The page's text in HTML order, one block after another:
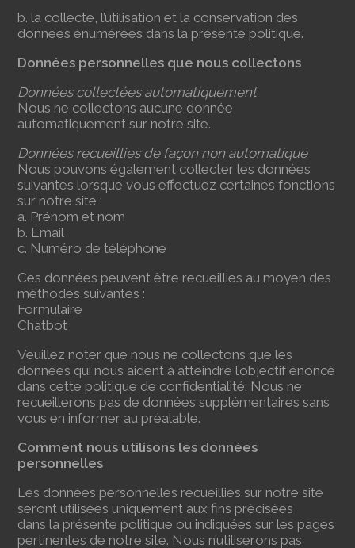
b. la collecte, l’utilisation et la conservation des
données énumérées dans la présente politique.
Données personnelles que nous collectons
Données collectées automatiquement
Nous ne collectons aucune donnée
automatiquement sur notre site.
Données recueillies de façon non automatique
Nous pouvons également collecter les données
suivantes lorsque vous effectuez certaines fonctions
sur notre site :
a. Prénom et nom
b. Email
c. Numéro de téléphone
Ces données peuvent être recueillies au moyen des
méthodes suivantes :
Formulaire
Chatbot
Veuillez noter que nous ne collectons que les
données qui nous aident à atteindre l’objectif énoncé
dans cette politique de confidentialité. Nous ne
recueillerons pas de données supplémentaires sans
vous en informer au préalable.
Comment nous utilisons les données
personnelles
Les données personnelles recueillies sur notre site
seront utilisées uniquement aux fins précisées
dans la présente politique ou indiquées sur les pages
pertinentes de notre site. Nous n’utiliserons pas